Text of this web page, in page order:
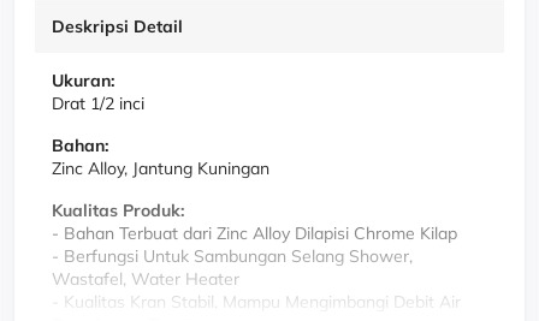
Deskripsi Detail
Ukuran:
Drat 1/2 inci
Bahan:
Zinc Alloy, Jantung Kuningan
Kualitas Produk:
- Bahan Terbuat dari Zinc Alloy Dilapisi Chrome Kilap
- Berfungsi Untuk Sambungan Selang Shower,
Wastafel, Water Heater
- Kualitas Kran Stabil, Mampu Mengimbangi Debit Air